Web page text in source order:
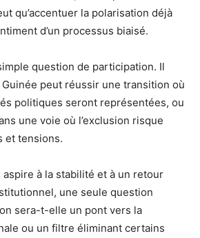
qu’accentuer la polarisation déjà
d’un processus biaisé.
question de participation. Il
Guinée peut réussir une transition où
politiques seront représentées, ou
une voie où l’exclusion risque
et tensions.
aspire à la stabilité et à un retour
une seule question
sera-t-elle un pont vers la
ou un filtre éliminant certains